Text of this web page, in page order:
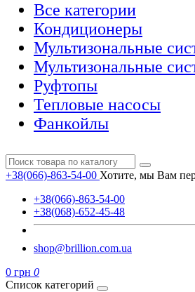
Все категории
Кондиционеры
Мультизональные
Мультизональные
Руфтопы
Тепловые насосы
Фанкойлы
+38(066)-863-54-00 Хотите, мы Вам
+38(066)-863-54-00
+38(068)-652-45-48
shop@brillion.com.ua
0 грн 0
Список категорий